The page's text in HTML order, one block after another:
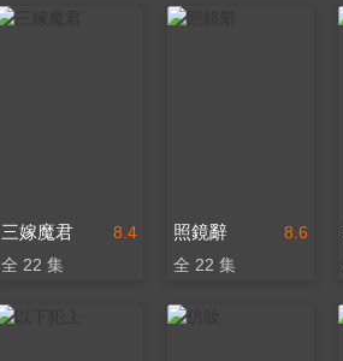
8.4
三嫁魔君
全 22 集
8.6
照鏡辭
全 22 集